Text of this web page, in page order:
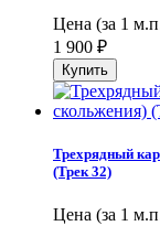
Цена (за 1
1 900 ₽
Трехрядный
(Трек 32)
Цена (за 1